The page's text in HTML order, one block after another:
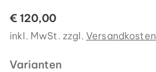
€ 120,00
inkl. MwSt. zzgl. Versandkosten
Varianten